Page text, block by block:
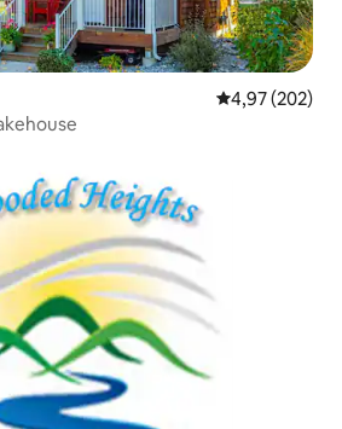
4,97 av 5 i
4,97 (202)